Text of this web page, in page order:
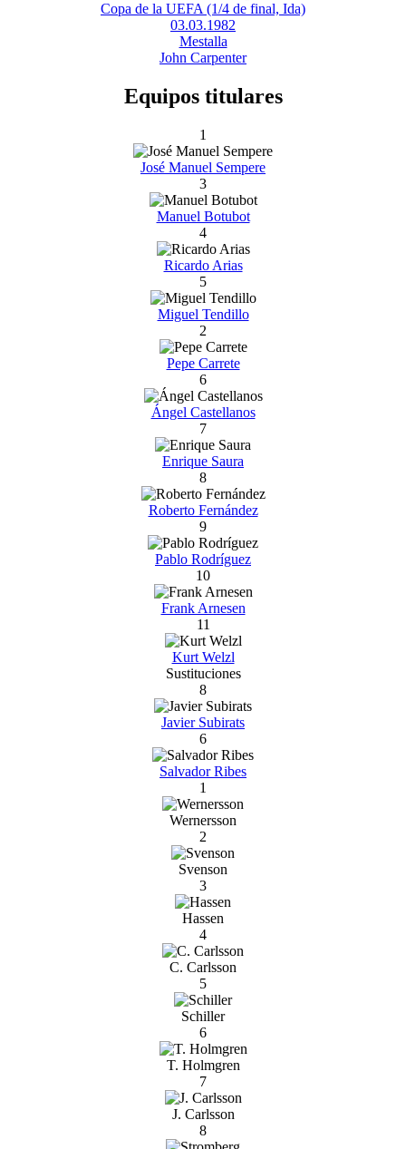
Copa de la UEFA (1/4 de final, Ida)
03.03.1982
Mestalla
John Carpenter
Equipos titulares
1
José Manuel Sempere
3
Manuel Botubot
4
Ricardo Arias
5
Miguel Tendillo
2
Pepe Carrete
6
Ángel Castellanos
7
Enrique Saura
8
Roberto Fernández
9
Pablo Rodríguez
10
Frank Arnesen
11
Kurt Welzl
Sustituciones
8
Javier Subirats
6
Salvador Ribes
1
Wernersson
2
Svenson
3
Hassen
4
C. Carlsson
5
Schiller
6
T. Holmgren
7
J. Carlsson
8